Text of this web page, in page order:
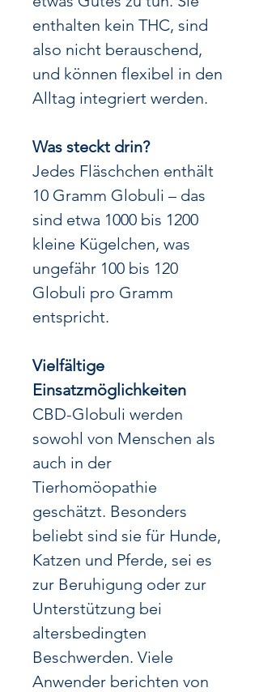
enthalten kein THC, sind
also nicht berauschend,
und können flexibel in den
Alltag integriert werden.
Was steckt drin?
Jedes Fläschchen enthält
10 Gramm Globuli – das
sind etwa 1000 bis 1200
kleine Kügelchen, was
ungefähr 100 bis 120
Globuli pro Gramm
entspricht.
Vielfältige
Einsatzmöglichkeiten
CBD-Globuli werden
sowohl von Menschen als
auch in der
Tierhomöopathie
geschätzt. Besonders
beliebt sind sie für Hunde,
Katzen und Pferde, sei es
zur Beruhigung oder zur
Unterstützung bei
altersbedingten
Beschwerden. Viele
Anwender berichten von